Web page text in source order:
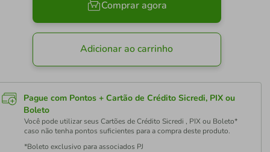
Comprar agora
Adicionar ao carrinho
Pague com Pontos + Cartão de Crédito Sicredi, PIX ou
Boleto
Você pode utilizar seus Cartões de Crédito Sicredi , PIX ou Boleto*
caso não tenha pontos suficientes para a compra deste produto.
*Boleto exclusivo para associados PJ